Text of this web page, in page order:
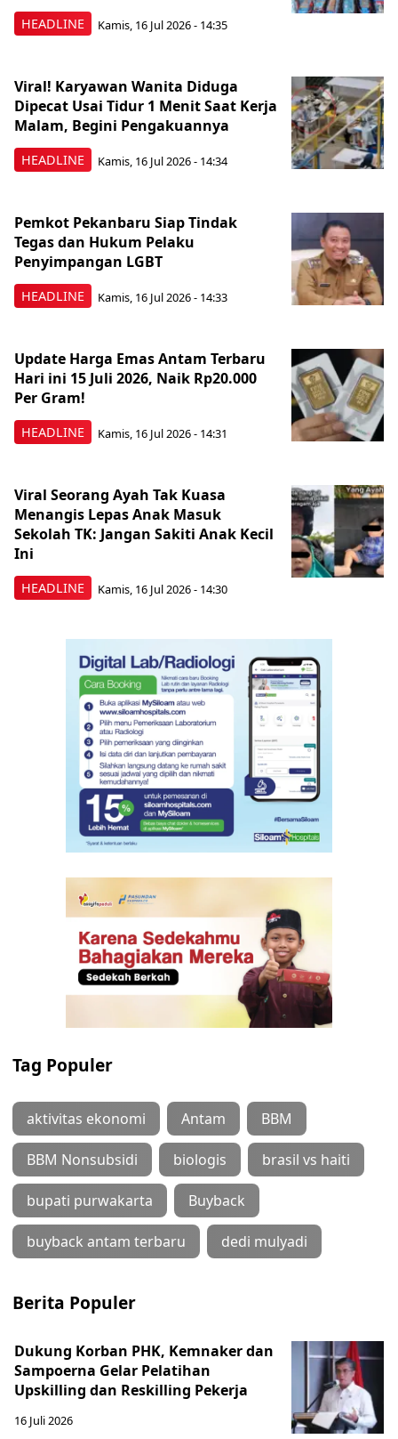
HEADLINE Kamis, 16 Jul 2026 - 14:35
HEADLINE
Viral! Karyawan Wanita Diduga
Dipecat Usai Tidur 1 Menit Saat Kerja
Malam, Begini Pengakuannya
Kamis, 16 Jul 2026 - 14:34
HEADLINE
Pemkot Pekanbaru Siap Tindak
Tegas dan Hukum Pelaku
Penyimpangan LGBT
Kamis, 16 Jul 2026 - 14:33
HEADLINE
Update Harga Emas Antam Terbaru
Hari ini 15 Juli 2026, Naik Rp20.000
Per Gram!
Kamis, 16 Jul 2026 - 14:31
HEADLINE
Viral Seorang Ayah Tak Kuasa
Menangis Lepas Anak Masuk
Sekolah TK: Jangan Sakiti Anak Kecil
Ini
Kamis, 16 Jul 2026 - 14:30
Tag Populer
aktivitas ekonomi Antam BBM
BBM Nonsubsidi biologis brasil vs haiti
bupati purwakarta Buyback
buyback antam terbaru dedi mulyadi
Berita Populer
Dukung Korban PHK, Kemnaker dan
Sampoerna Gelar Pelatihan
Upskilling dan Reskilling Pekerja
16 Juli 2026